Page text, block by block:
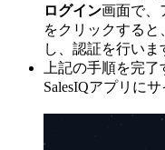
ログイン画面で、
をクリックする
し、認証を行いま
上記の手順を完
SalesIQアプリに